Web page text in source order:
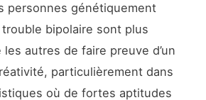
personnes génétiquement
bipolaire sont plus
autres de faire preuve d’un
particulièrement dans
où de fortes aptitudes